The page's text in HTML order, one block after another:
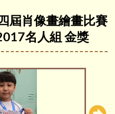
屆肖像畫繪畫比賽
名人組 金獎